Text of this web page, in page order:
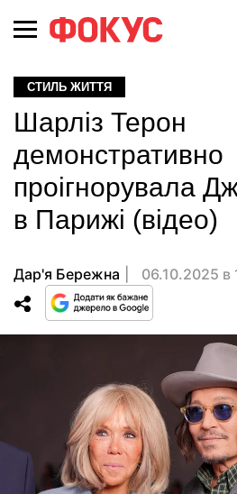
СТИЛЬ ЖИТТЯ
Шарліз Терон
демонстративно
проігнорувала
в Парижі (відео)
Дар'я Бережна 06.10.2025 в